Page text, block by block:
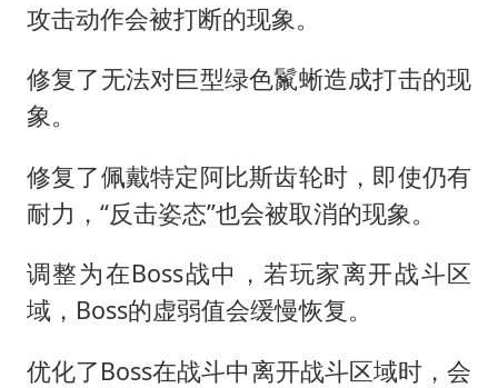
攻击动作会被打断的现象。
修复了无法对巨型绿色鬣蜥造成打击的现
象。
修复了佩戴特定阿比斯齿轮时，即使仍有
耐力，“反击姿态”也会被取消的现象。
调整为在Boss战中，若玩家离开战斗区
域，Boss的虚弱值会缓慢恢复。
优化了Boss在战斗中离开战斗区域时，会